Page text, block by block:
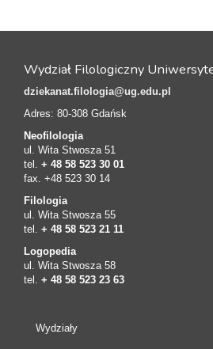
Wydział Filologiczny
dziekanat.filologia@ug.edu.pl
Adres: 80-308 Gdańsk
Neofilologia
ul. Wita Stwosza 51
tel. + 48 58 523 30 01
fax. +48 523 30 14
Filologia
ul. Wita Stwosza 55
tel. + 48 58 523 21 11
Logopedia
ul. Wita Stwosza 58
tel. + 48 58 523 23 63
Wydziały